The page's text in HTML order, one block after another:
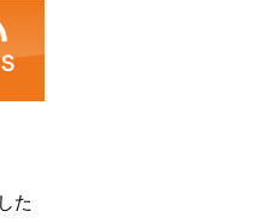
た